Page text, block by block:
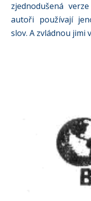
zjednodušená
autoři používají
slov. A zvládnou jimi